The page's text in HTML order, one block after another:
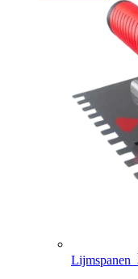
Lijmspanen